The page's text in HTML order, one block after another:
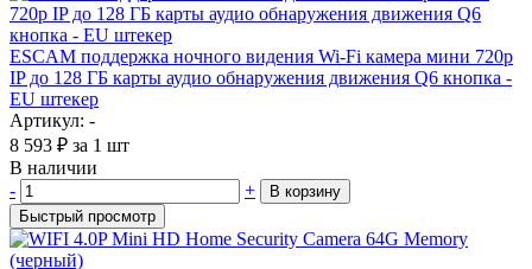
ESCAM поддержка ночного видения Wi-Fi камера мини 720p
IP до 128 ГБ карты аудио обнаружения движения Q6 кнопка -
EU штекер
Артикул: -
8 593 ₽ за 1 шт
В наличии
-
+
В корзину
Быстрый просмотр